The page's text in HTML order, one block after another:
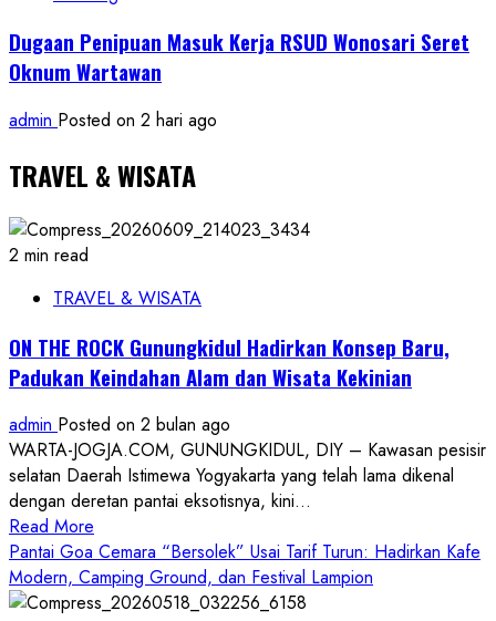
Dugaan Penipuan Masuk Kerja RSUD Wonosari Seret
Oknum Wartawan
admin Posted on 2 hari ago
TRAVEL & WISATA
2 min read
TRAVEL & WISATA
ON THE ROCK Gunungkidul Hadirkan Konsep Baru,
Padukan Keindahan Alam dan Wisata Kekinian
admin Posted on 2 bulan ago
WARTA-JOGJA.COM, GUNUNGKIDUL, DIY – Kawasan pesisir
selatan Daerah Istimewa Yogyakarta yang telah lama dikenal
dengan deretan pantai eksotisnya, kini...
Read More
more
about
ON
Pantai Goa Cemara “Bersolek” Usai Tarif Turun: Hadirkan Kafe
Modern, Camping Ground, dan Festival Lampion